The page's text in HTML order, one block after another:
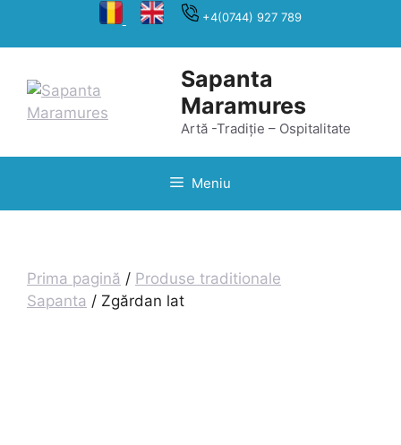
+4(0744) 927 789
Sapanta
Maramures
Artă -Tradiție – Ospitalitate
Meniu
Prima pagină / Produse traditionale
Sapanta / Zgărdan lat